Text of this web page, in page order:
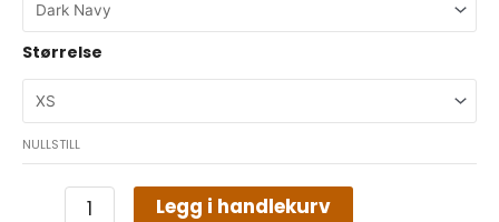
Størrelse
NULLSTILL
Legg i handlekurv